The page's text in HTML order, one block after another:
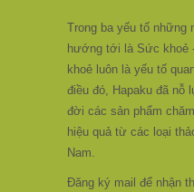
Trong ba yếu tố những
hướng tới là Sức khoẻ
khoẻ luôn là yếu tố
điều đó, Hapaku đã nỗ
đời các sản phẩm
hiệu quả từ các loại
Nam.
Đăng ký mail để nhận